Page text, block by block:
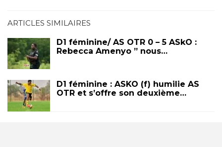
ARTICLES SIMILAIRES
D1 féminine/ AS OTR 0 – 5 ASkO :
Rebecca Amenyo ” nous…
D1 féminine : ASKO (f) humilie AS
OTR et s’offre son deuxième…